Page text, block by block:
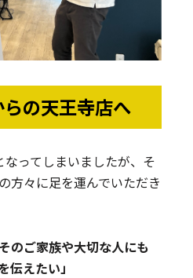
の天王寺店へ
ってしまいましたが、そ
方々に足を運んでいただき
のご家族や大切な人にも
伝えたい」